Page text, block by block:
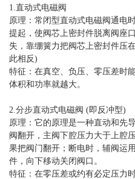
1.直动式电磁阀
原理：常闭型直动式电磁阀通电
提起，使阀芯上密封件脱离阀座
失，靠绷簧力把阀芯上密封件压
此相反)
特征：在真空、负压、零压差时
体积和功率就越大。
2.分步直动式电磁阀 (即反冲型)
原理：它的原理是一种直动和先
阀翻开，主阀下腔压力大于上腔
果把阀门翻开；断电时，辅阀运
件，向下移动关闭阀口。
特征：在零压差或约有必定压力